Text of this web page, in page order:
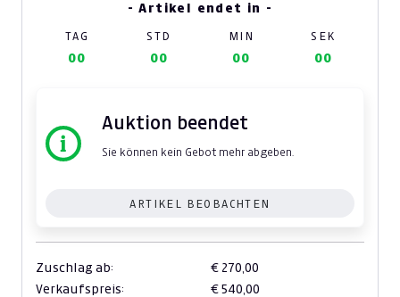
- Artikel endet in -
TAG STD MIN SEK
00 00 00 00
Auktion beendet
Sie können kein Gebot mehr abgeben.
ARTIKEL BEOBACHTEN
Zuschlag ab:
€ 270,00
Verkaufspreis:
€ 540,00